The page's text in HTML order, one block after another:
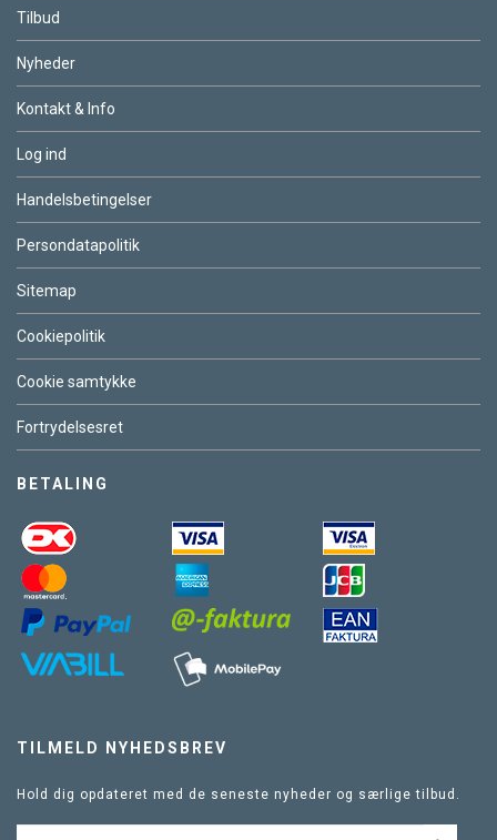
Tilbud
Nyheder
Kontakt & Info
Log ind
Handelsbetingelser
Persondatapolitik
Sitemap
Cookiepolitik
Cookie samtykke
Fortrydelsesret
BETALING
TILMELD NYHEDSBREV
Hold dig opdateret med de seneste nyheder og særlige tilbud.